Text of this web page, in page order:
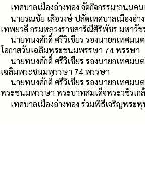
เทศบาลเมืองอ่างทอง จัดกิจกรรม"ถนนค
นายรณชัย เสือวงษ์ ปลัดเทศบาลเมืองอ่
เทพยวดี กรมหลวงราชสาริณีสิริพัชร มหาวัช
นายทนงศักดิ์ ศรีวิเชียร รองนายกเทศม
โอกาสวันเฉลิมพระชนมพรรษา 74 พรรษา
นายทนงศักดิ์ ศรีวิเชียร รองนายกเทศมน
เฉลิมพระชนมพรรษา 74 พรรษา
นายทนงศักดิ์ ศรีวิเชียร รองนายกเทศม
พระชนมพรรษา พระบาทสมเด็จพระวชิรเก
เทศบาลเมืองอ่างทอง ร่วมพิธีเจริญพระ